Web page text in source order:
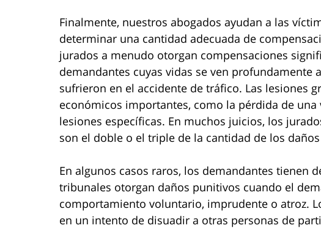
Finalmente, nuestros abogados ayudan a las
determinar una cantidad adecuada de
jurados a menudo otorgan compensaciones
demandantes cuyas vidas se ven profundamente
sufrieron en el accidente de tráfico. Las lesiones
económicos importantes, como la pérdida de
lesiones específicas. En muchos juicios, los
son el doble o el triple de la cantidad de los
En algunos casos raros, los demandantes tienen
tribunales otorgan daños punitivos cuando el
comportamiento voluntario, imprudente o atroz.
en un intento de disuadir a otras personas de